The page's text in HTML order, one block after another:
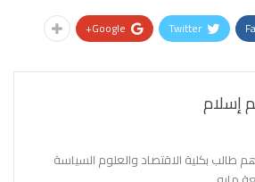
Twitter
Google+
إسلام
طالب بكلية الاقتصاد والعلوم السياسة